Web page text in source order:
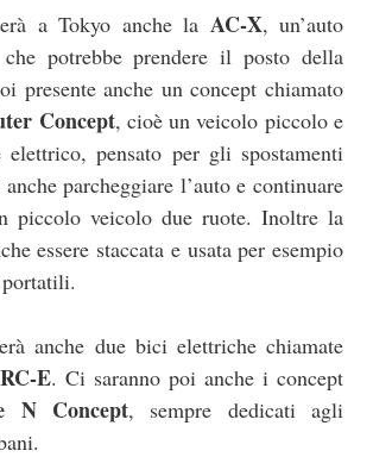
a Tokyo anche la AC-X, un’auto
potrebbe prendere il posto della
presente anche un concept chiamato
Concept, cioè un veicolo piccolo e
elettrico, pensato per gli spostamenti
parcheggiare l’auto e continuare
piccolo veicolo due ruote. Inoltre la
essere staccata e usata per esempio
anche due bici elettriche chiamate
E. Ci saranno poi anche i concept
N Concept, sempre dedicati agli